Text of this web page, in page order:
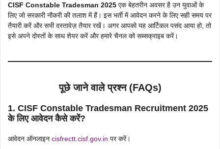
CISF Constable Tradesman 2025 एक बेहतरीन अवसर है उन युवाओं के
लिए जो सरकारी नौकरी की तलाश में हैं। इस भर्ती में आवेदन करने के लिए सही समय पर
तैयारी करें और सभी दस्तावेज़ तैयार रखें। अगर आपको यह आर्टिकल पसंद आया हो, तो
इसे अपने दोस्तों के साथ शेयर करें और हमारे चैनल को सब्सक्राइब करें।
पूछे जाने वाले प्रश्न (FAQs)
1. CISF Constable Tradesman Recruitment 2025
के लिए आवेदन कैसे करें?
आवेदन ऑनलाइन cisfrectt.cisf.gov.in पर करें।